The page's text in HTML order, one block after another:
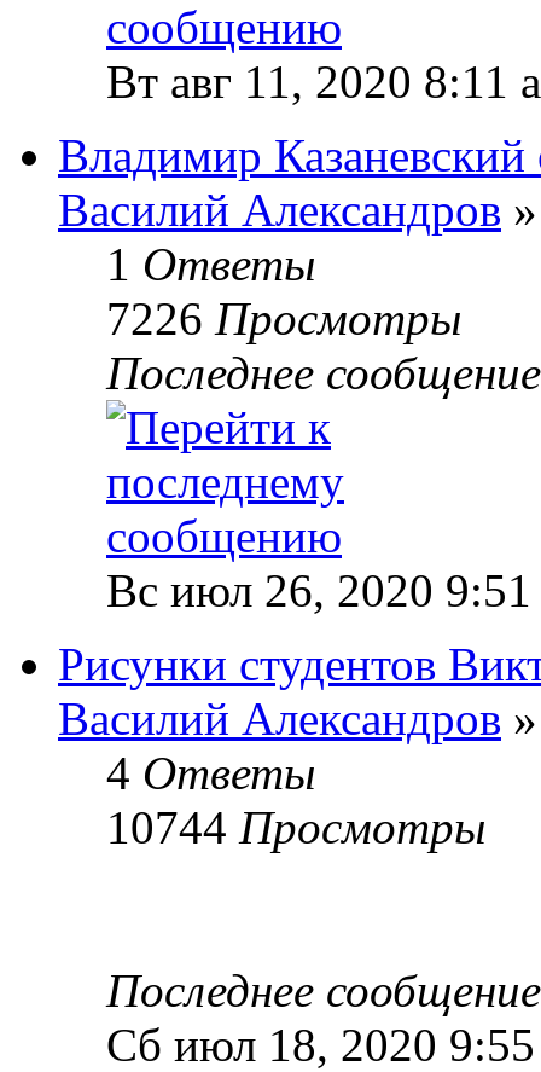
Вт авг 11, 2020 8:11
Владимир Казаневский
Василий Александров
1 Ответы
7226 Просмотры
Последнее
Вс июл 26, 2020 9:51
Рисунки студентов
Василий Александров
4 Ответы
10744 Просмотры
Последнее
Сб июл 18, 2020 9:55